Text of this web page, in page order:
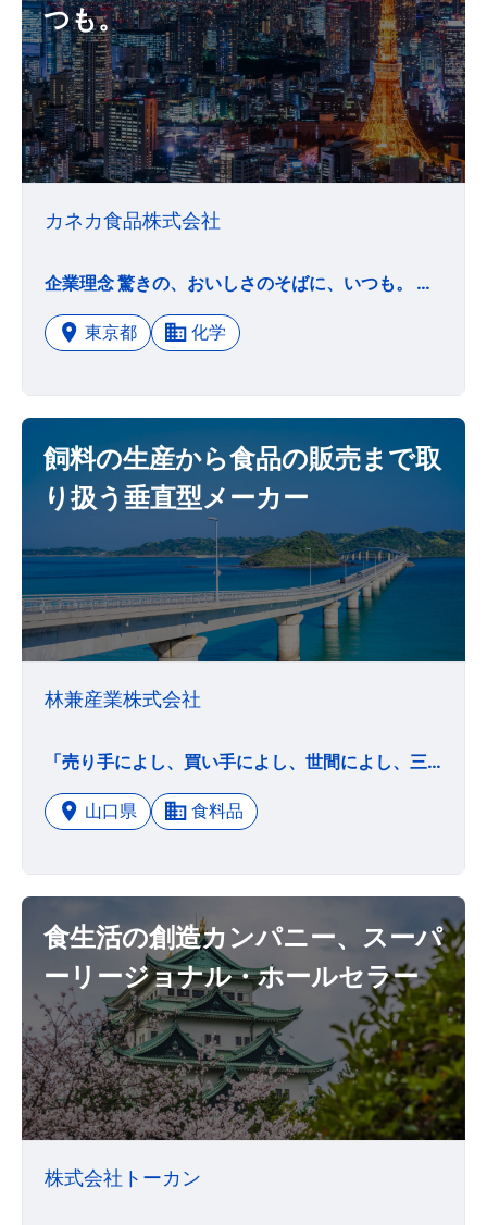
つも。
カネカ食品株式会社
企業理念 驚きの、おいしさのそばに、いつも。 カネカ食品株式会社は「驚きの、おいしさのそばに、いつも。」というビジョンステートメントを掲げ、お客さまに、驚きのあるおいしい食材を届けるスペシャリティ・ホールセラーを目指し、新たな食文化の創造に貢献します。 経営姿勢 選ばれるチカラ 私たちは、高品質な技術・商品・サービスを創造・提供し、お客さまから信頼され、選ばれる企業になります。 つなぐチカラ 私たちは、全国一体となったネットワーク力と地域密着、現場主義の調和を図り、お客さまとの主体的な連携を実現し、喜ばれる企業になります。 人のチカラ 私たちは、関わる全ての人の個性を尊重し、その人が成長し、能力を最大に発揮できる、活力あふれる企業になります。
東京都
化学
飼料の生産から食品の販売まで取
り扱う垂直型メーカー
林兼産業株式会社
「売り手によし、買い手によし、世間によし、三方よし」を規範とし、飼料の生産から食品の販売まで取り扱う垂直型メーカーとして「安全・安心」で「良質」な製品を提供することを通じて、豊かな食文化の実現に貢献する。
山口県
食料品
食生活の創造カンパニー、スーパ
ーリージョナル・ホールセラー
株式会社トーカン